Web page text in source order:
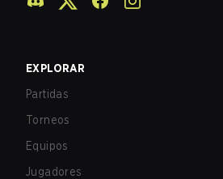
EXPLORAR
Partidas
Torneos
Equipos
Jugadores